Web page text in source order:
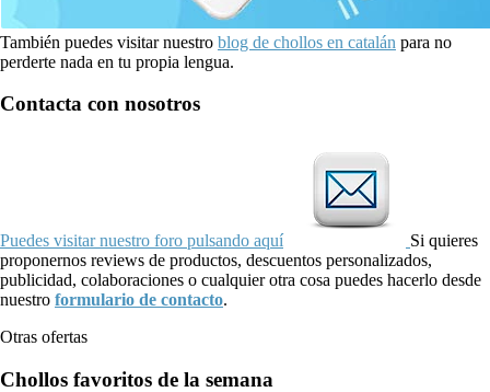
También puedes visitar nuestro blog de chollos en catalán para no
perderte nada en tu propia lengua.
Contacta con nosotros
Puedes visitar nuestro foro pulsando aquí
Si quieres
proponernos reviews de productos, descuentos personalizados,
publicidad, colaboraciones o cualquier otra cosa puedes hacerlo desde
nuestro formulario de contacto.
Otras ofertas
Chollos favoritos de la semana